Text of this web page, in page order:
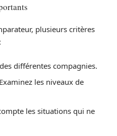
plusieurs critères
différentes compagnies.
Examinez les niveaux de
les situations qui ne